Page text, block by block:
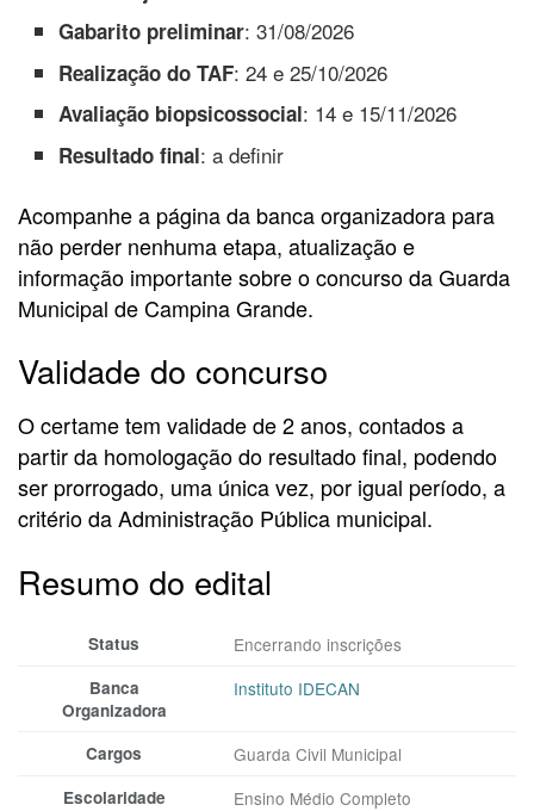
Gabarito preliminar: 31/08/2026
Realização do TAF: 24 e 25/10/2026
Avaliação biopsicossocial: 14 e 15/11/2026
Resultado final: a definir
Acompanhe a página da banca organizadora para
não perder nenhuma etapa, atualização e
informação importante sobre o concurso da Guarda
Municipal de Campina Grande.
Validade do concurso
O certame tem validade de 2 anos, contados a
partir da homologação do resultado final, podendo
ser prorrogado, uma única vez, por igual período, a
critério da Administração Pública municipal.
Resumo do edital
Status Encerrando inscrições
Banca
Organizadora
Instituto IDECAN
Cargos Guarda Civil Municipal
Escolaridade Ensino Médio Completo